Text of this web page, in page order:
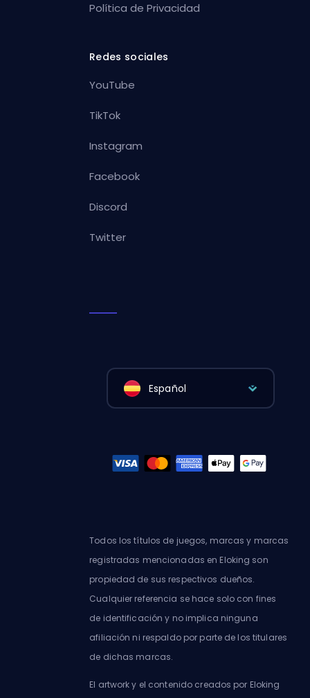
Política de Privacidad
Redes sociales
YouTube
TikTok
Instagram
Facebook
Discord
Twitter
Español
Todos los títulos de juegos, marcas y marcas
registradas mencionadas en Eloking son
propiedad de sus respectivos dueños.
Cualquier referencia se hace solo con fines
de identificación y no implica ninguna
afiliación ni respaldo por parte de los titulares
de dichas marcas.
El artwork y el contenido creados por Eloking